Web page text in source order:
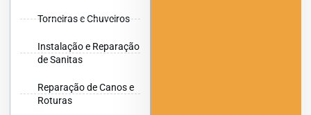
Torneiras e Chuveiros
Instalação e Reparação
de Sanitas
Reparação de Canos e
Roturas